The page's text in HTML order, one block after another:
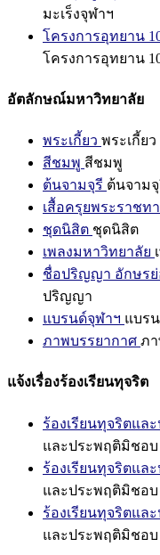
มะเร็งจุฬาฯ
โครงการอุทยาน
โครงการอุทยาน
อัตลักษณ์มหาวิทยาลัย
พระเกี้ยว พระเกี้ยว
สีชมพู สีชมพู
ต้นจามจุรี ต้นจาม
เสื้อครุยพระราชท
ชุดนิสิต ชุดนิสิต
เพลงมหาวิทยาลัย
ชื่อปริญญา อักษร
ปริญญา
แบรนด์จุฬาฯ แบร
ภาพบรรยากาศ ภ
แจ้งเรื่องร้องเรียนทุจริต
ร้องเรียนทุจริตแล
และประพฤติมิชอบ
ร้องเรียนทุจริตแล
และประพฤติมิชอบ
ร้องเรียนทุจริตแล
และประพฤติมิชอบ